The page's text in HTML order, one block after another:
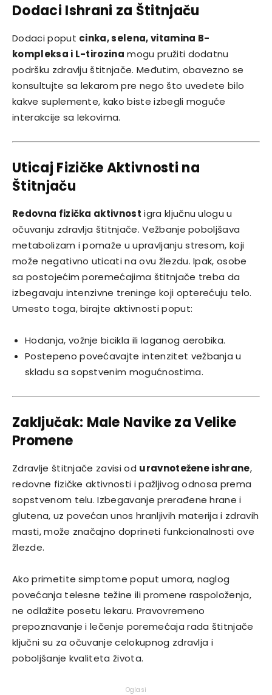
Dodaci Ishrani za Štitnjaču
Dodaci poput cinka, selena, vitamina B-
kompleksa i L-tirozina mogu pružiti dodatnu
podršku zdravlju štitnjače. Međutim, obavezno se
konsultujte sa lekarom pre nego što uvedete bilo
kakve suplemente, kako biste izbegli moguće
interakcije sa lekovima.
Uticaj Fizičke Aktivnosti na
Štitnjaču
Redovna fizička aktivnost igra ključnu ulogu u
očuvanju zdravlja štitnjače. Vežbanje poboljšava
metabolizam i pomaže u upravljanju stresom, koji
može negativno uticati na ovu žlezdu. Ipak, osobe
sa postojećim poremećajima štitnjače treba da
izbegavaju intenzivne treninge koji opterećuju telo.
Umesto toga, birajte aktivnosti poput:
Hodanja, vožnje bicikla ili laganog aerobika.
Postepeno povećavajte intenzitet vežbanja u
skladu sa sopstvenim mogućnostima.
Zaključak: Male Navike za Velike
Promene
Zdravlje štitnjače zavisi od uravnotežene ishrane,
redovne fizičke aktivnosti i pažljivog odnosa prema
sopstvenom telu. Izbegavanje prerađene hrane i
glutena, uz povećan unos hranljivih materija i zdravih
masti, može značajno doprineti funkcionalnosti ove
žlezde.
Ako primetite simptome poput umora, naglog
povećanja telesne težine ili promene raspoloženja,
ne odlažite posetu lekaru. Pravovremeno
prepoznavanje i lečenje poremećaja rada štitnjače
ključni su za očuvanje celokupnog zdravlja i
poboljšanje kvaliteta života.
Oglasi